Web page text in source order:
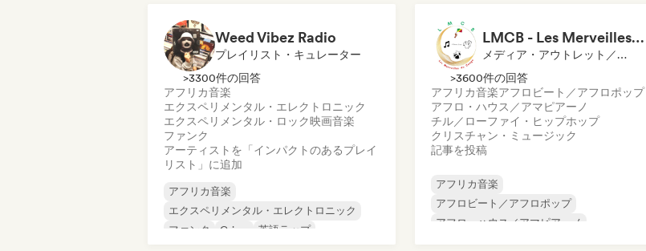
Weed Vibez Radio
プレイリスト・キュレーター
>3300件の回答
アフリカ音楽
エクスペリメンタル・エレクトロニック
エクスペリメンタル・ロック映画音楽
ファンク
アーティストを「インパクトのあるプレイ
リスト」に追加
アフリカ音楽
エクスペリメンタル・エレクトロニック
ファンク
Grime
英語ラップ
LMCB - Les Merveilles du Congo 🇨🇬
メディア・アウトレット／ジャーナリスト
>3600件の回答
アフリカ音楽アフロビート／アフロポップ
アフロ・ハウス／アマピアーノ
チル／ローファイ・ヒップホップ
クリスチャン・ミュージック
記事を投稿
アフリカ音楽
アフロビート／アフロポップ
アフロ・ハウス／アマピアーノ